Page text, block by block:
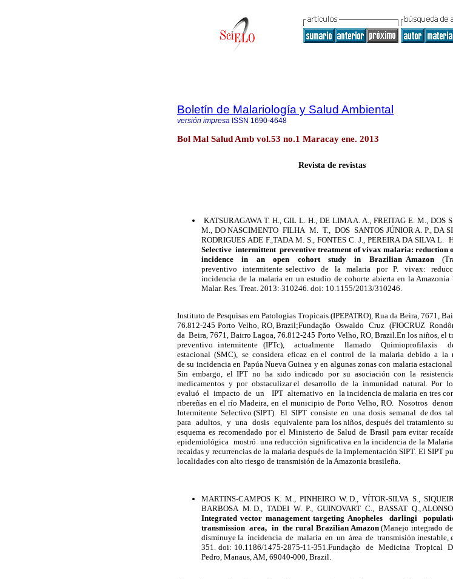
Boletín de Malariología y Salud Ambiental
versión impresa ISSN 1690-4648
Bol Mal Salud Amb vol.53 no.1 Maracay ene. 2013
Revista de revistas
KATSURAGAWA T. H., GIL L. H., DE LIMA A. A., FREITAG E. M., DOS
M., DO NASCIMENTO FILHA M. T., DOS SANTOS JÚNIOR A. P., DA
RODRIGUES ADE F.,TADA M. S., FONTES C. J., PEREIRA DA SILVA L.
Selective intermittent preventive treatment of vivax malaria: reduction
incidence in an open cohort study in Brazilian Amazon
preventivo intermitente selectivo de la malaria por P. vivax:
incidencia de la malaria en un estudio de cohorte abierta en la Amazonia
Malar. Res. Treat. 2013: 310246. doi: 10.1155/2013/310246.
Instituto de Pesquisas em Patologias Tropicais (IPEPATRO), Rua da Beira, 7671,
76.812-245 Porto Velho, RO, Brazil;Fundação Oswaldo Cruz (FIOCRUZ
da Beira, 7671, Bairro Lagoa, 76.812-245 Porto Velho, RO, Brazil.En los niños, el
preventivo intermitente (IPTc), actualmente llamado Quimioprofilaxis
estacional (SMC), se considera eficaz en el control de la malaria debido a la
de su incidencia en Papúa Nueva Guinea y en algunas zonas con malaria
Sin embargo, el IPT no ha sido indicado por su asociación con la
medicamentos y por obstaculizar el desarrollo de la inmunidad natural. Por
evaluó el impacto de un IPT alternativo en la incidencia de malaria en tres
ribereñas en el río Madeira, en el municipio de Porto Velho, RO. Nosotros
Intermitente Selectivo (SIPT). El SIPT consiste en una dosis semanal de dos
para adultos, y una dosis equivalente para los niños, después del tratamiento
esquema es recomendado por el Ministerio de Salud de Brasil para evitar
epidemiológica mostró una reducción significativa en la incidencia de la
recaídas y recurrencias de la malaria después de la implementación SIPT. El SIPT
localidades con alto riesgo de transmisión de la Amazonia brasileña.
MARTINS-CAMPOS K. M., PINHEIRO W. D., VÍTOR-SILVA S.,
BARBOSA M. D., TADEI W. P., GUINOVART C., BASSAT Q.,
Integrated vector management targeting Anopheles darlingi
transmission area, in the rural Brazilian Amazon(Manejo integrado
disminuye la incidencia de malaria en un área de transmisión inestable,
351. doi: 10.1186/1475-2875-11-351.Fundação de Medicina Tropical
Pedro, Manaus, AM, 69040-000, Brazil.